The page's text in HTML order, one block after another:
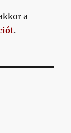
a
.